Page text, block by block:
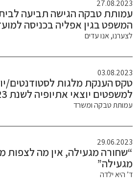
27.08.2023
עמותת טבקה הגישה תביעה
המשפט בגין אפליה בכניסה
לצערנו, אנו עדים
03.08.2023
טקס הענקת מלגות לסטודנטים/
למשפטים יוצאי אתיופיה לשנת 2023
עמותת טבקה ומשרד
29.06.2023
“שחורה מגעילה, אין מה לצפות
מגעילה”
ד’ היא ילדה